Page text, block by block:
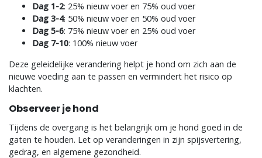
Dag 1-2: 25% nieuw voer en 75% oud voer
Dag 3-4: 50% nieuw voer en 50% oud voer
Dag 5-6: 75% nieuw voer en 25% oud voer
Dag 7-10: 100% nieuw voer
Deze geleidelijke verandering helpt je hond om zich aan de
nieuwe voeding aan te passen en vermindert het risico op
klachten.
Observeer je hond
Tijdens de overgang is het belangrijk om je hond goed in de
gaten te houden. Let op veranderingen in zijn spijsvertering,
gedrag, en algemene gezondheid.